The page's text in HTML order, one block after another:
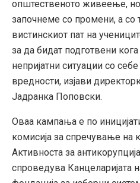
општественото живеење,
започнеме со промени, а
вистинскиот пат на
за да бидат подготвени
непријатни ситуации со
вредности, изјави
Јадранка Поповски.
Оваа кампања е по
комисија за спречување на
Активноста за антикорупција
спроведува Канцеларијата